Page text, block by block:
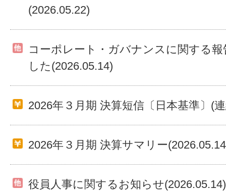
(2026.05.22)
コーポレート・ガバナンスに関する
した(2026.05.14)
2026年３月期 決算短信〔日本基準〕(
2026年３月期 決算サマリー
役員人事に関するお知らせ(2026.05.14)